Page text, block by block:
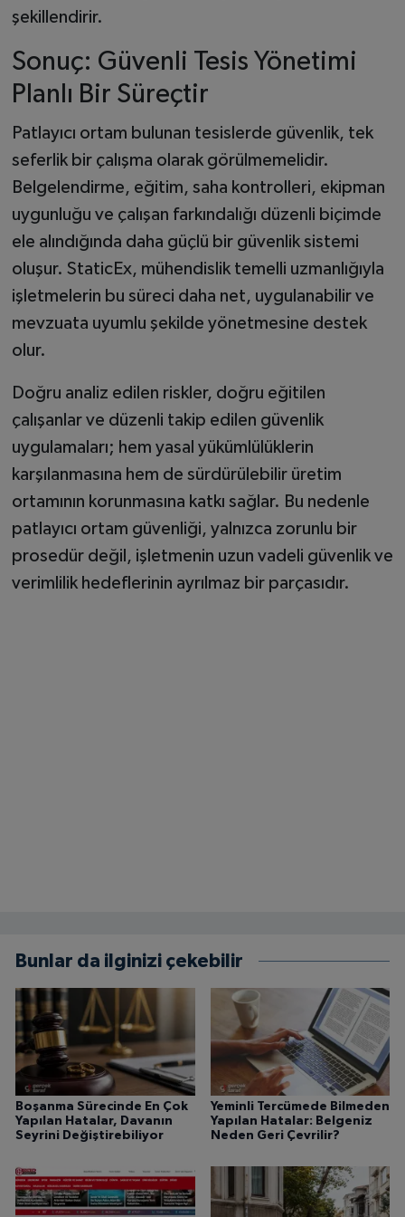
şekillendirir.
Sonuç: Güvenli Tesis Yönetimi
Planlı Bir Süreçtir
Patlayıcı ortam bulunan tesislerde güvenlik, tek
seferlik bir çalışma olarak görülmemelidir.
Belgelendirme, eğitim, saha kontrolleri, ekipman
uygunluğu ve çalışan farkındalığı düzenli biçimde
ele alındığında daha güçlü bir güvenlik sistemi
oluşur. StaticEx, mühendislik temelli uzmanlığıyla
işletmelerin bu süreci daha net, uygulanabilir ve
mevzuata uyumlu şekilde yönetmesine destek
olur.
Doğru analiz edilen riskler, doğru eğitilen
çalışanlar ve düzenli takip edilen güvenlik
uygulamaları; hem yasal yükümlülüklerin
karşılanmasına hem de sürdürülebilir üretim
ortamının korunmasına katkı sağlar. Bu nedenle
patlayıcı ortam güvenliği, yalnızca zorunlu bir
prosedür değil, işletmenin uzun vadeli güvenlik ve
verimlilik hedeflerinin ayrılmaz bir parçasıdır.
Bunlar da ilginizi çekebilir
Boşanma Sürecinde En Çok
Yapılan Hatalar, Davanın
Seyrini Değiştirebiliyor
Yeminli Tercümede Bilmeden
Yapılan Hatalar: Belgeniz
Neden Geri Çevrilir?